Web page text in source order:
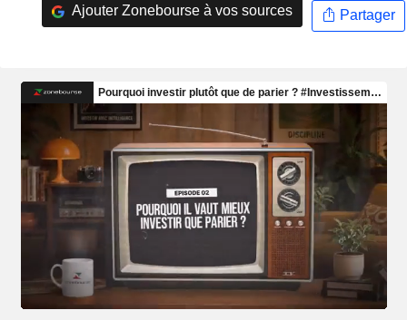
Ajouter Zonebourse à vos sources Partager